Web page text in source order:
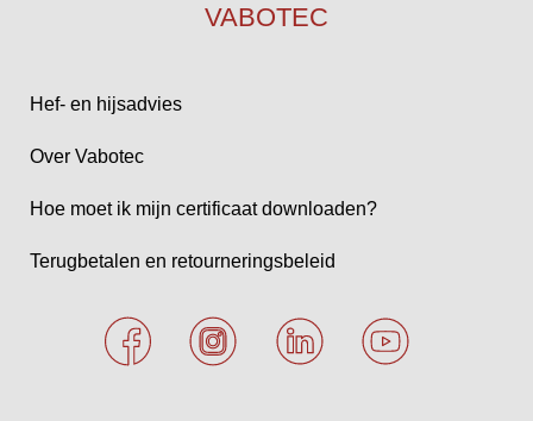
VABOTEC
Hef- en hijsadvies
Over Vabotec
Hoe moet ik mijn certificaat downloaden?
Terugbetalen en retourneringsbeleid